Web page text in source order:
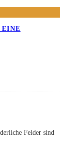
B
Felder sind